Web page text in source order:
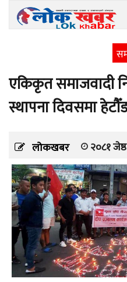
एकिकृत समाजवादी
स्थापना दिवसमा
लोकखबर २०८१